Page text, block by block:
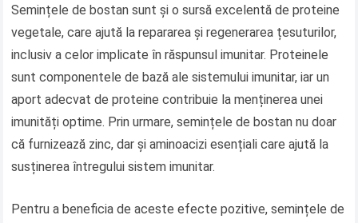
Semințele de bostan sunt și o sursă excelentă de proteine
vegetale, care ajută la repararea și regenerarea țesuturilor,
inclusiv a celor implicate în răspunsul imunitar. Proteinele
sunt componentele de bază ale sistemului imunitar, iar un
aport adecvat de proteine contribuie la menținerea unei
imunități optime. Prin urmare, semințele de bostan nu doar
că furnizează zinc, dar și aminoacizi esențiali care ajută la
susținerea întregului sistem imunitar.
Pentru a beneficia de aceste efecte pozitive, semințele de